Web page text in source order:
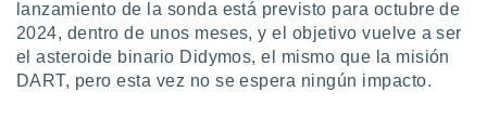
en
lanzamiento de la sonda está previsto para octubre de
2024, dentro de unos meses, y el objetivo vuelve a ser
el asteroide binario Didymos, el mismo que la misión
DART, pero esta vez no se espera ningún impacto.